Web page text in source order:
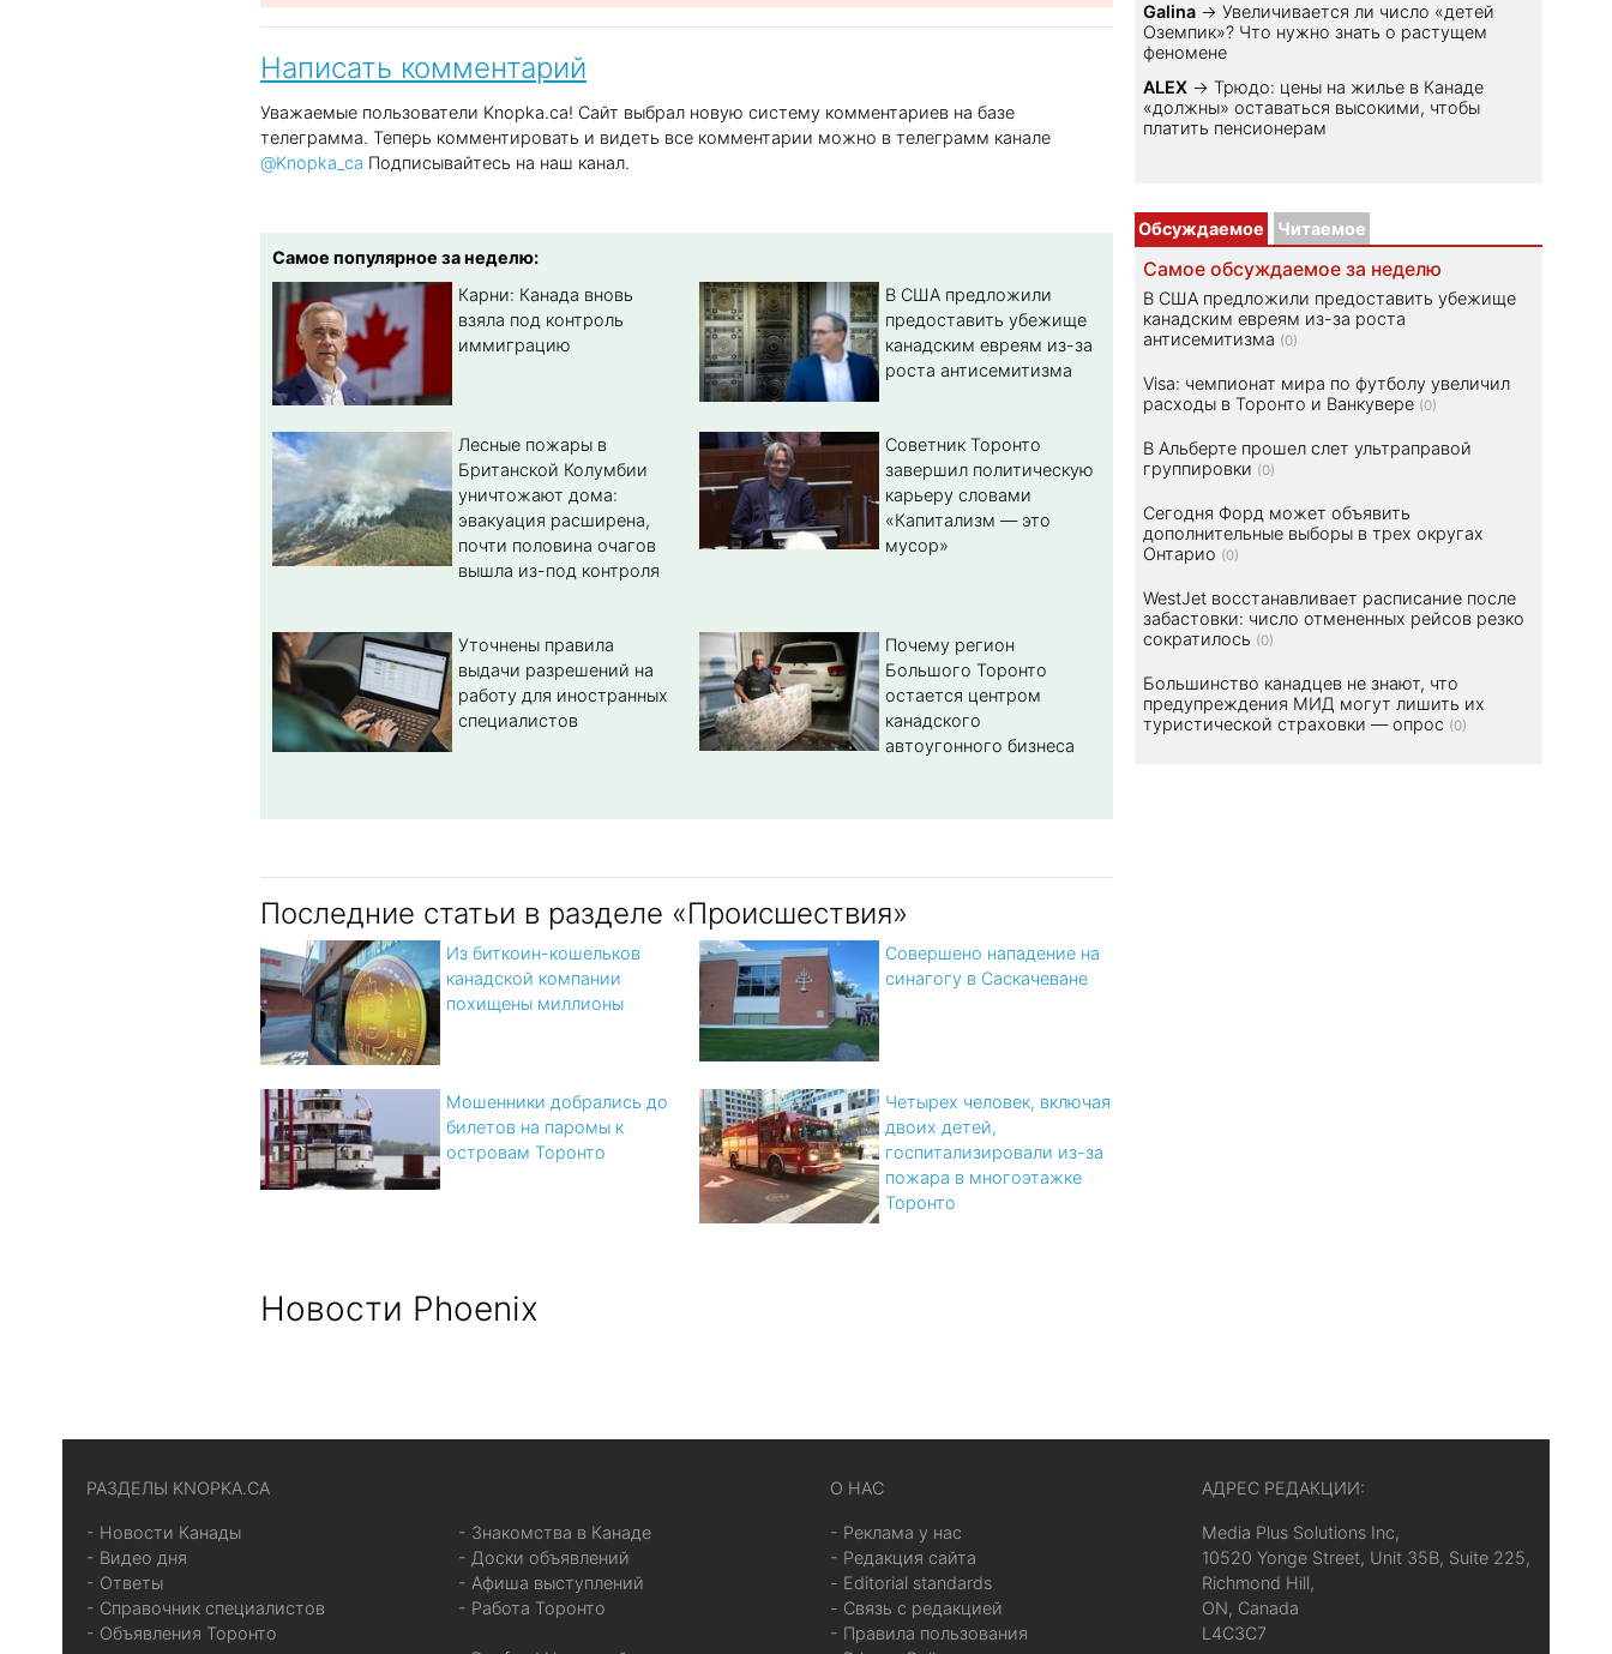
Написать комментарий
Уважаемые пользователи Knopka.ca! Сайт выбрал новую систему комментариев на базе
телеграмма. Теперь комментировать и видеть все комментарии можно в телеграмм канале
@Knopka_ca Подписывайтесь на наш канал.
Самое популярное за неделю:
Карни: Канада вновь
взяла под контроль
иммиграцию
В США предложили
предоставить убежище
канадским евреям из-за
роста антисемитизма
Лесные пожары в
Британской Колумбии
уничтожают дома:
эвакуация расширена,
почти половина очагов
вышла из-под контроля
Советник Торонто
завершил политическую
карьеру словами
«Капитализм — это
мусор»
Уточнены правила
выдачи разрешений на
работу для иностранных
специалистов
Почему регион
Большого Торонто
остается центром
канадского
автоугонного бизнеса
Последние статьи в разделе «Происшествия»
Из биткоин-кошельков
канадской компании
похищены миллионы
Совершено нападение на
синагогу в Саскачеване
Мошенники добрались до
билетов на паромы к
островам Торонто
Четырех человек, включая
двоих детей,
госпитализировали из-за
пожара в многоэтажке
Торонто
Новости Phoenix
Galina →Увеличивается ли число «детей
Оземпик»? Что нужно знать о растущем
феномене
ALEX →Трюдо: цены на жилье в Канаде
«должны» оставаться высокими, чтобы
платить пенсионерам
Обсуждаемое Читаемое
Самое обсуждаемое за неделю
В США предложили предоставить убежище
канадским евреям из-за роста
антисемитизма (0)
Visa: чемпионат мира по футболу увеличил
расходы в Торонто и Ванкувере (0)
В Альберте прошел слет ультраправой
группировки (0)
Сегодня Форд может объявить
дополнительные выборы в трех округах
Онтарио (0)
WestJet восстанавливает расписание после
забастовки: число отмененных рейсов резко
сократилось (0)
Большинство канадцев не знают, что
предупреждения МИД могут лишить их
туристической страховки — опрос (0)
РАЗДЕЛЫ KNOPKA.CA
- Новости Канады
- Видео дня
- Ответы
- Справочник специалистов
- Объявления Торонто
- Знакомства в Канаде
- Доски объявлений
- Афиша выступлений
- Работа Торонто
О НАС
- Реклама у нас
- Редакция сайта
- Editorial standards
- Связь с редакцией
- Правила пользования
АДРЕС РЕДАКЦИИ:
Media Plus Solutions Inc,
10520 Yonge Street, Unit 35B, Suite 225,
Richmond Hill,
ON, Canada
L4C3C7